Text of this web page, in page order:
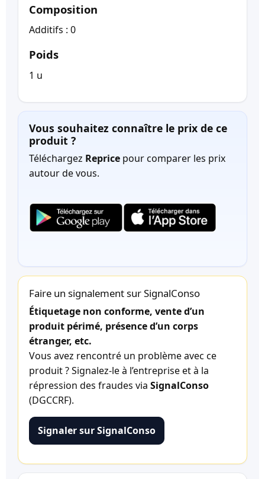
Composition
Additifs : 0
Poids
1 u
Vous souhaitez connaître le prix de ce
produit ?
Téléchargez Reprice pour comparer les prix
autour de vous.
Faire un signalement sur SignalConso
Étiquetage non conforme, vente d’un
produit périmé, présence d’un corps
étranger, etc.
Vous avez rencontré un problème avec ce
produit ? Signalez-le à l’entreprise et à la
répression des fraudes via SignalConso
(DGCCRF).
Signaler sur SignalConso